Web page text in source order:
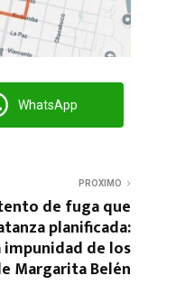
WhatsApp
PROXIMO
de fuga que
planificada:
impunidad de los
Margarita Belén